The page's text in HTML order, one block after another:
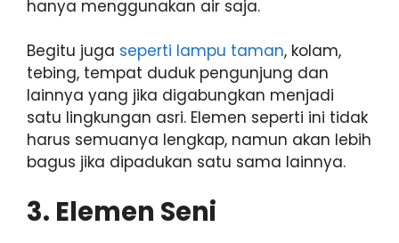
hanya menggunakan air saja.
Begitu juga seperti lampu taman, kolam,
tebing, tempat duduk pengunjung dan
lainnya yang jika digabungkan menjadi
satu lingkungan asri. Elemen seperti ini tidak
harus semuanya lengkap, namun akan lebih
bagus jika dipadukan satu sama lainnya.
3. Elemen Seni